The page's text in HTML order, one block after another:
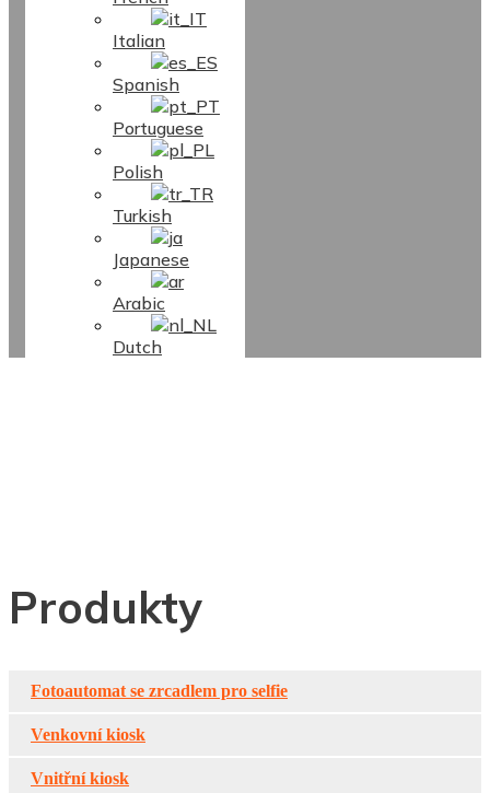
Italian
Spanish
Portuguese
Polish
Turkish
Japanese
Arabic
Dutch
Produkty
Fotoautomat se zrcadlem pro selfie
Venkovní kiosk
Vnitřní kiosk